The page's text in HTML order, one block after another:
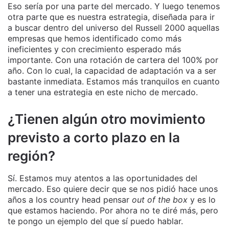
Eso sería por una parte del mercado. Y luego tenemos
otra parte que es nuestra estrategia, diseñada para ir
a buscar dentro del universo del Russell 2000 aquellas
empresas que hemos identificado como más
ineficientes y con crecimiento esperado más
importante. Con una rotación de cartera del 100% por
año. Con lo cual, la capacidad de adaptación va a ser
bastante inmediata. Estamos más tranquilos en cuanto
a tener una estrategia en este nicho de mercado.
¿Tienen algún otro movimiento
previsto a corto plazo en la
región?
Sí. Estamos muy atentos a las oportunidades del
mercado. Eso quiere decir que se nos pidió hace unos
años a los country head pensar out of the box y es lo
que estamos haciendo. Por ahora no te diré más, pero
te pongo un ejemplo del que sí puedo hablar.